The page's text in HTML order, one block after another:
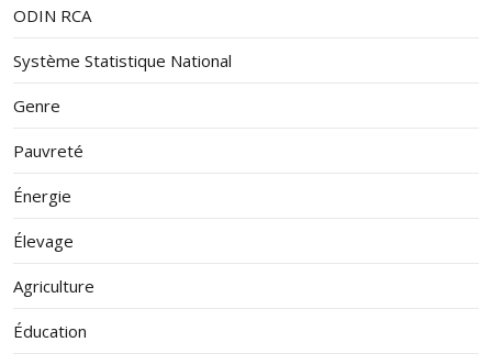
ODIN RCA
Système Statistique National
Genre
Pauvreté
Énergie
Élevage
Agriculture
Éducation